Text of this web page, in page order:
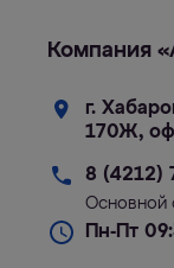
Компания
г.
170Ж,
8 (4212)
Основной
Пн-Пт